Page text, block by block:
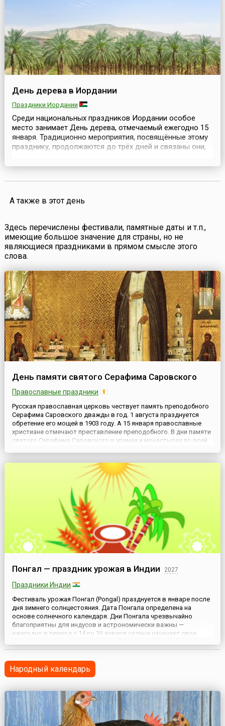
День дерева в Иордании
Праздники Иордании
Среди национальных праздников Иордании особое
место занимает День дерева, отмечаемый ежегодно 15
января. Традиционно мероприятия, посвящённые этому
празднику, продолжаются до трёх дней и связаны они,
корнями связана с религией, и для многих иорданцев
А также в этот день
Здесь перечислены фестивали, памятные даты и т.п.,
имеющие большое значение для страны, но не
являющиеся праздниками в прямом смысле этого
слова.
День памяти святого Серафима Саровского
Православные праздники
Русская православная церковь чествует память преподобного
Серафима Саровского дважды в год. 1 августа празднуется
обретение его мощей в 1903 году. А 15 января православные
христиане отмечают преставление преподобного. В дни памяти
святого Серафима Саровского в храмах и монастырях по всей
Понгал — праздник урожая в Индии 2027
Праздники Индии
Фестиваль урожая Понгал (Pongal) празднуется в январе после
дня зимнего солнцестояния. Дата Понгала определена на
основе солнечного календаря. Дни Понгала чрезвычайно
благоприятны для индусов и астрономически важны —
ежегодно в период с 14 по 16 января солнце начинает свое
созвездие Козерога.Это небесное событие и празднуется в
Южной ...
Народный календарь